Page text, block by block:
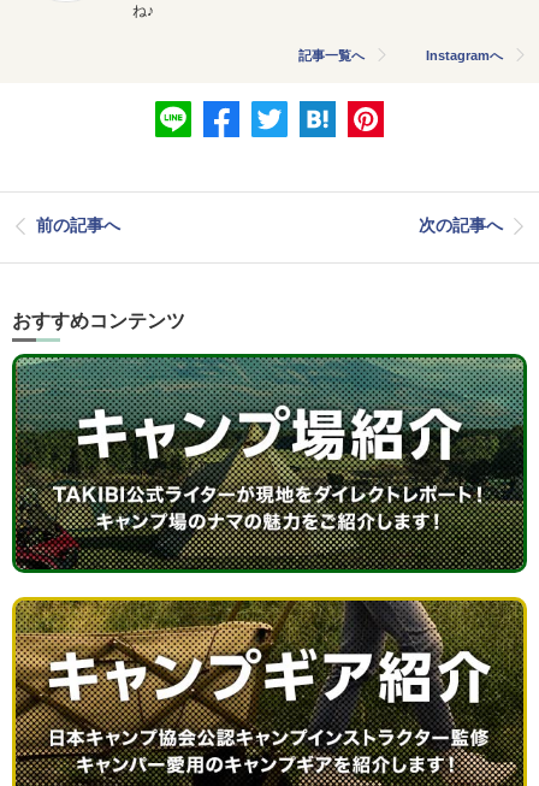
ね♪
記事一覧へ Instagramへ
前の記事へ 次の記事へ
おすすめコンテンツ